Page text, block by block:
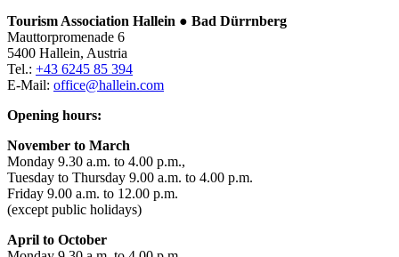
Tourism Association Hallein ● Bad Dürrnberg
Mauttorpromenade 6
5400 Hallein, Austria
Tel.: +43 6245 85 394
E-Mail: office@hallein.com
Opening hours:
November to March
Monday 9.30 a.m. to 4.00 p.m.,
Tuesday to Thursday 9.00 a.m. to 4.00 p.m.
Friday 9.00 a.m. to 12.00 p.m.
(except public holidays)
April to October